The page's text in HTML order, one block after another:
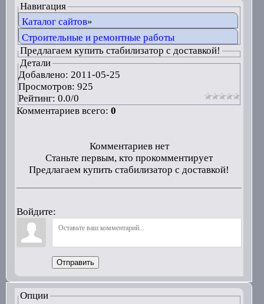
Навигация
Каталог сайтов»
Строительные и ремонтные работы
Предлагаем купить стабилизатор с доставкой!
Детали
Добавлено: 2011-05-25
Просмотров: 925
Рейтинг: 0.0/0
Комментариев всего: 0
Комментариев нет
Станьте первым, кто прокомментирует
Предлагаем купить стабилизатор с доставкой!
Войдите:
Отправить
Опции